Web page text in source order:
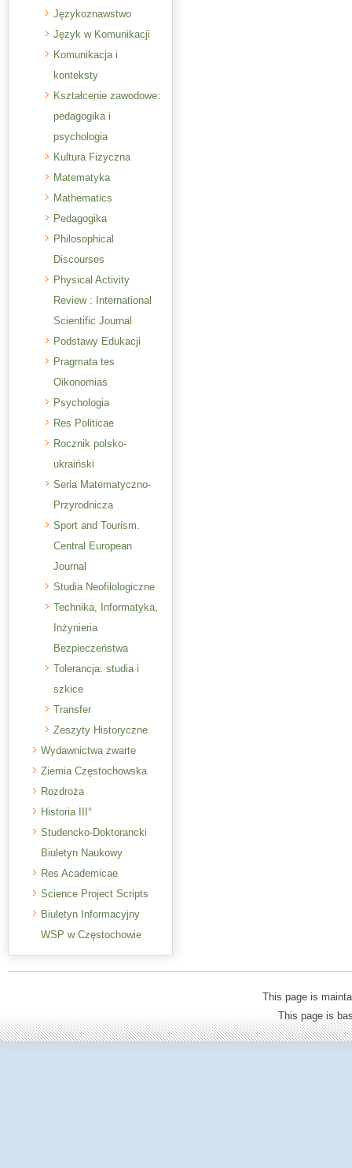
Językoznawstwo
Język w Komunikacji
Komunikacja i
konteksty
Kształcenie zawodowe:
pedagogika i
psychologia
Kultura Fizyczna
Matematyka
Mathematics
Pedagogika
Philosophical
Discourses
Physical Activity
Review : International
Scientific Journal
Podstawy Edukacji
Pragmata tes
Oikonomias
Psychologia
Res Politicae
Rocznik polsko-
ukraiński
Seria Matematyczno-
Przyrodnicza
Sport and Tourism.
Central European
Journal
Studia Neofilologiczne
Technika, Informatyka,
Inżynieria
Bezpieczeństwa
Tolerancja: studia i
szkice
Transfer
Zeszyty Historyczne
Wydawnictwa zwarte
Ziemia Częstochowska
Rozdroża
Historia III°
Studencko-Doktorancki
Biuletyn Naukowy
Res Academicae
Science Project Scripts
Biuletyn Informacyjny
WSP w Częstochowie
This page is
This page is